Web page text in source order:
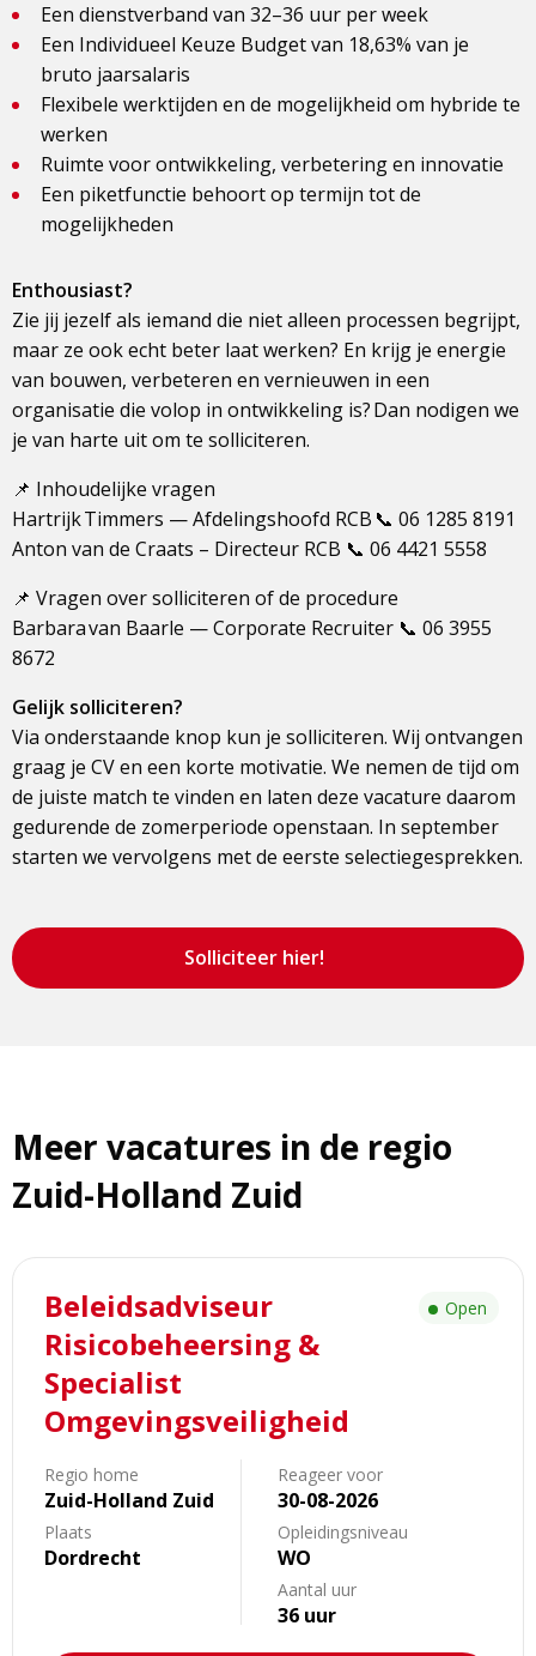
Een dienstverband van 32–36 uur per week
Een Individueel Keuze Budget van 18,63% van je
bruto jaarsalaris
Flexibele werktijden en de mogelijkheid om hybride te
werken
Ruimte voor ontwikkeling, verbetering en innovatie
Een piketfunctie behoort op termijn tot de
mogelijkheden
Enthousiast?
Zie jij jezelf als iemand die niet alleen processen begrijpt,
maar ze ook echt beter laat werken? En krijg je energie
van bouwen, verbeteren en vernieuwen in een
organisatie die volop in ontwikkeling is? Dan nodigen we
je van harte uit om te solliciteren.
📌 Inhoudelijke vragen
Hartrijk Timmers — Afdelingshoofd RCB 📞 06 1285 8191
Anton van de Craats – Directeur RCB 📞 06 4421 5558
📌 Vragen over solliciteren of de procedure
Barbara van Baarle — Corporate Recruiter 📞 06 3955
8672
Gelijk solliciteren?
Via onderstaande knop kun je solliciteren. Wij ontvangen
graag je CV en een korte motivatie. We nemen de tijd om
de juiste match te vinden en laten deze vacature daarom
gedurende de zomerperiode openstaan. In september
starten we vervolgens met de eerste selectiegesprekken.
Solliciteer hier!
Meer vacatures in de regio
Zuid-Holland Zuid
Beleidsadviseur
Risicobeheersing &
Specialist
Omgevingsveiligheid
Regio home
Zuid-Holland Zuid
Plaats
Dordrecht
Reageer voor
30-08-2026
Opleidingsniveau
WO
Aantal uur
36 uur
Open
Lees
meer
over
Beleidsadviseur
Risicobeheersing
Specialist
Omgevingsveiligheid